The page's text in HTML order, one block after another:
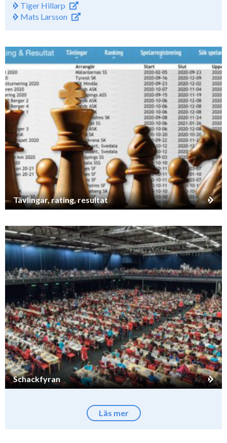
Tiger Hillarp
Mats Larsson
Tävlingar, rating, resultat
Schackfyran
Läs mer